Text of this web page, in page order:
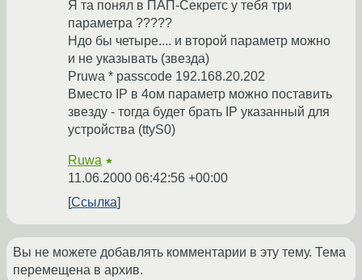
Я та понял в ПАП-Секретс у тебя три
параметра ?????
Ндо бы четыре.... и второй параметр можно
и не указывать (звезда)
Pruwa * passcode 192.168.20.202
Вместо IP в 4ом параметр можно поставить
звезду - тогда будет брать IP указанный для
устройства (ttyS0)
Ruwa ★
11.06.2000 06:42:56 +00:00
Ссылка
Вы не можете добавлять комментарии в эту тему. Тема
перемещена в архив.